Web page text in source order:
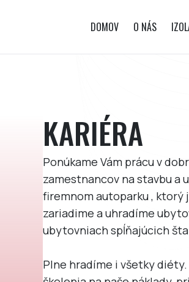
DOMOV O NÁS
KARIÉRA
Ponúkame Vám prácu v
zamestnancov na stavbu a
firemnom autoparku , ktorý
zariadime a uhradíme
ubytovniach spĺňajúcich
Plne hradíme i všetky